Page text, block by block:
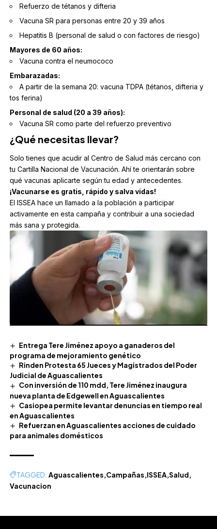
Refuerzo de tétanos y difteria
Vacuna SR para personas entre 20 y 39 años
Hepatitis B (personal de salud o con factores de riesgo)
Mayores de 60 años:
Vacuna contra el neumococo
Embarazadas:
A partir de la semana 20: vacuna TDPA (tétanos, difteria y
tos ferina)
Personal de salud (20 a 39 años):
Vacuna SR como parte del refuerzo preventivo
¿Qué necesitas llevar?
Solo tienes que acudir al Centro de Salud más cercano con
tu Cartilla Nacional de Vacunación. Ahí te orientarán sobre
qué vacunas aplicarte según tu edad y antecedentes.
¡Vacunarse es gratis, rápido y salva vidas!
El ISSEA hace un llamado a la población a participar
activamente en esta campaña y contribuir a una sociedad
más sana y protegida.
Entrega Tere Jiménez apoyo a ganaderos del
programa de mejoramiento genético
Rinden Protesta 65 Jueces y Magistrados del Poder
Judicial de Aguascalientes
Con inversión de 110 mdd, Tere Jiménez inaugura
nueva planta de Edgewell en Aguascalientes
Casiopea permite levantar denuncias en tiempo real
en Aguascalientes
Refuerzan en Aguascalientes acciones de cuidado
para animales domésticos
TAGGED: Aguascalientes Campañas ISSEA Salud
Vacunacion